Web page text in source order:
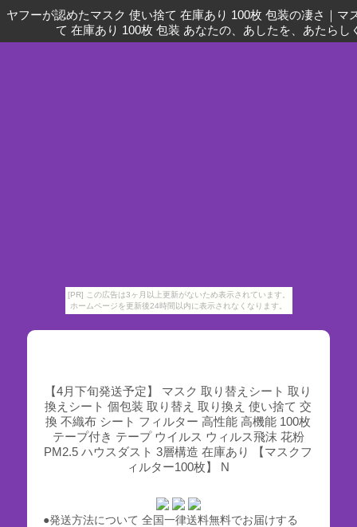
[PR] この広告は3ヶ月以上更新がないため表示されています。
ホームページを更新後24時間以内に表示されなくなります。
ヤフーが認めたマスク 使い捨て 在庫あり 100枚 包装の凄さ ｜ マ
て 在庫あり 100枚 包装 あなたの、あしたを、あたらし
【4月下旬発送予定】 マスク 取り替えシート 取り
換えシート 個包装 取り替え 取り換え 使い捨て 交
換 不織布 シート フィルター 高性能 高機能 100枚
テープ付き テープ ウイルス ウィルス飛沫 花粉
PM2.5 ハウスダスト 3層構造 在庫あり 【マスクフ
ィルター100枚】 N
●発送方法について 全国一律送料無料でお届けする